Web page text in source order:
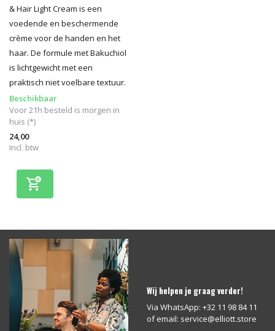
& Hair Light Cream is een
voedende en beschermende
crème voor de handen en het
haar. De formule met Bakuchiol
is lichtgewicht met een
praktisch niet voelbare textuur.
Beschikbaar
Voor 21h besteld is morgen in
huis (*)
24,00
Incl. btw
Wij helpen je graag verder!
Via WhatsApp: +32 11 98 84 11
of email: service@elliott.store